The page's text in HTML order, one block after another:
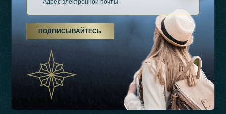
О Нас
Виды Отдыха
Связаться
ПОДПИСЫВАЙТЕСЬ